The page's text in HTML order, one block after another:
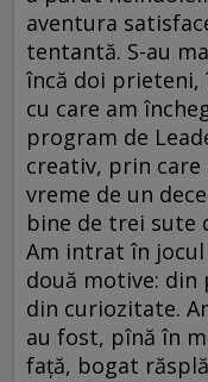
aventura
tentantă. S-au
încă doi prieteni,
cu care am
program de
creativ, prin
vreme de un
bine de trei sute
Am intrat în
două motive: din
din curiozitate.
au fost, pînă în
faţă, bogat